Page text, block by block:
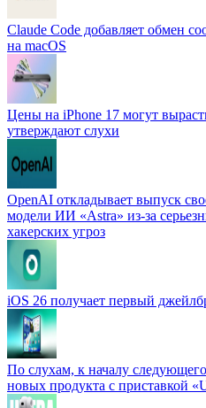
Claude Code добавляет обмен
на macOS
Цены на iPhone 17 могут
утверждают слухи
OpenAI откладывает выпуск
модели ИИ «Astra» из-за
хакерских угроз
iOS 26 получает первый
По слухам, к началу
новых продукта с приставкой